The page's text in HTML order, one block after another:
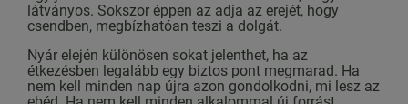
látványos. Sokszor éppen az adja az erejét, hogy
csendben, megbízhatóan teszi a dolgát.
Nyár elején különösen sokat jelenthet, ha az
étkezésben legalább egy biztos pont megmarad. Ha
nem kell minden nap újra azon gondolkodni, mi lesz az